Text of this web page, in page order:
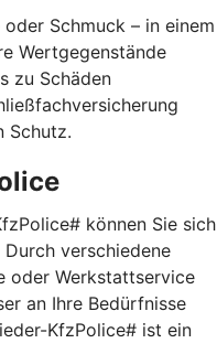
Schmuck – in einem
Wertgegenstände
zu Schäden
Schutz.
können Sie sich
verschiedene
oder Werkstattservice
an Ihre Bedürfnisse
KfzPolice# ist ein